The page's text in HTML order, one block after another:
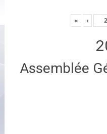
« ‹
Assemblée